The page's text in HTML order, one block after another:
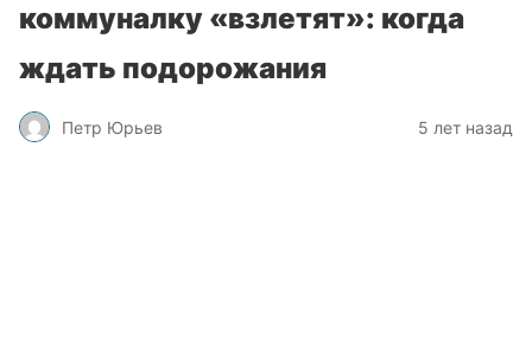
коммуналку «взлетят»: когда
ждать подорожания
Петр Юрьев 5 лет назад